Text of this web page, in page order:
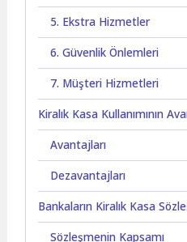
5. Ekstra Hizmetler
6. Güvenlik Önlemleri
7. Müşteri Hizmetleri
Kiralık Kasa Kullanımının
Avantajları
Dezavantajları
Bankaların Kiralık Kasa
Sözleşmenin Kapsamı